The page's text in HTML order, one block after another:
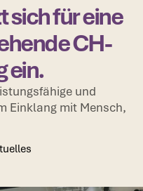
sich für eine
CH-
ein.
und
Einklang mit Mensch,